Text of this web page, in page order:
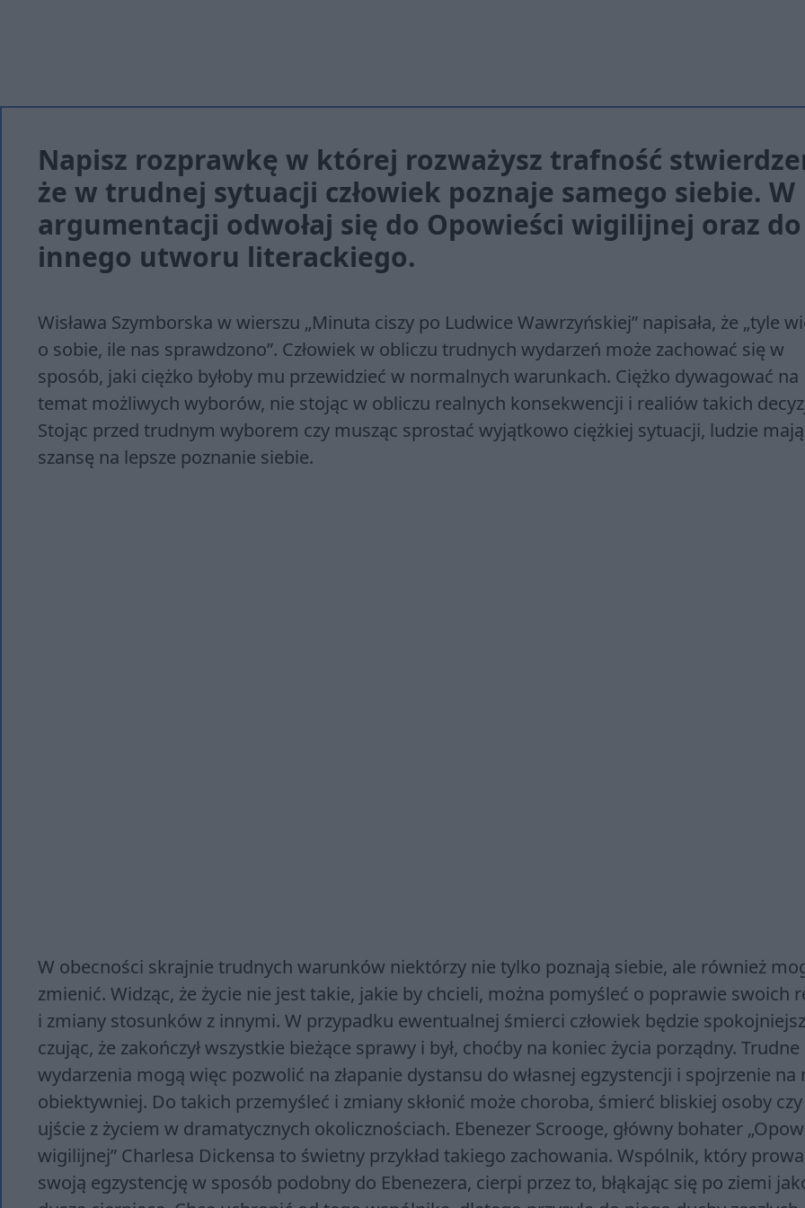
Napisz rozprawkę w której rozważysz trafność
że w trudnej sytuacji człowiek poznaje samego siebie. W
argumentacji odwołaj się do Opowieści wigilijnej oraz do
innego utworu literackiego.
Wisława Szymborska w wierszu „Minuta ciszy po Ludwice Wawrzyńskiej” napisała, że „tyle
o sobie, ile nas sprawdzono”. Człowiek w obliczu trudnych wydarzeń może zachować się w
sposób, jaki ciężko byłoby mu przewidzieć w normalnych warunkach. Ciężko dywagować na
temat możliwych wyborów, nie stojąc w obliczu realnych konsekwencji i realiów takich
Stojąc przed trudnym wyborem czy musząc sprostać wyjątkowo ciężkiej sytuacji, ludzie mają
szansę na lepsze poznanie siebie.
W obecności skrajnie trudnych warunków niektórzy nie tylko poznają siebie, ale również
zmienić. Widząc, że życie nie jest takie, jakie by chcieli, można pomyśleć o poprawie swoich
i zmiany stosunków z innymi. W przypadku ewentualnej śmierci człowiek będzie
czując, że zakończył wszystkie bieżące sprawy i był, choćby na koniec życia porządny. Trudne
wydarzenia mogą więc pozwolić na złapanie dystansu do własnej egzystencji i spojrzenie na
obiektywniej. Do takich przemyśleć i zmiany skłonić może choroba, śmierć bliskiej osoby czy
ujście z życiem w dramatycznych okolicznościach. Ebenezer Scrooge, główny bohater
wigilijnej” Charlesa Dickensa to świetny przykład takiego zachowania. Wspólnik, który
swoją egzystencję w sposób podobny do Ebenezera, cierpi przez to, błąkając się po ziemi